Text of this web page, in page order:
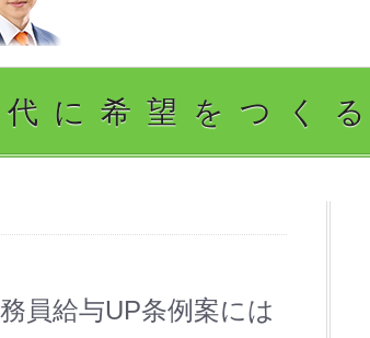
に希望をつく
員給与UP条例案には